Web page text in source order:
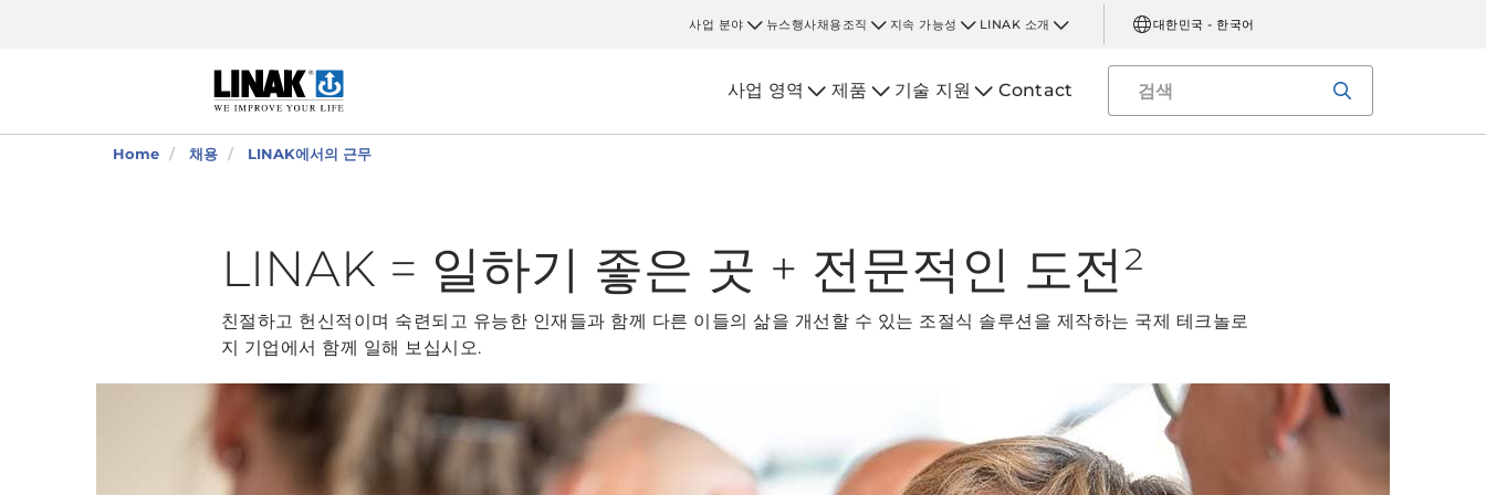
사업 분야 뉴스행사채용 조직 지속 가능성 LINAK 소개 대한민국 - 한국어
사업 영역 제품 기술 지원 Contact
Home 채용 LINAK에서의 근무
LINAK = 일하기 좋은 곳 + 전문적인 도전²
친절하고 헌신적이며 숙련되고 유능한 인재들과 함께 다른 이들의 삶을 개선할 수 있는 조절식 솔루션을 제작하는 국제 테크놀로
지 기업에서 함께 일해 보십시오.